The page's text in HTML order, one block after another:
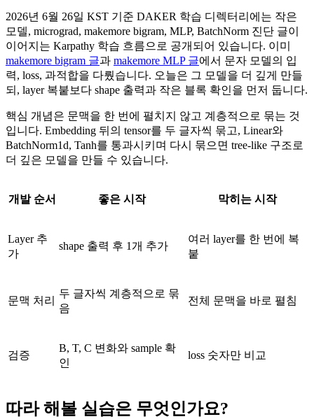
2026년 6월 26일 KST 기준 DAKER 학습 디렉터리에는 작은
모델, micrograd, makemore bigram, MLP, BatchNorm 진단 글이
이어지는 Karpathy 학습 흐름으로 공개되어 있습니다. 이미
makemore bigram 글과 makemore MLP 글에서 문자 모델의 입
력, loss, 과적합을 다뤘습니다. 오늘은 그 모델을 더 깊게 만들
되, layer 복붙보다 shape 출력과 작은 블록 확인을 먼저 둡니다.
핵심 개념은 문맥을 한 번에 펼치지 않고 계층적으로 묶는 것
입니다. Embedding 뒤의 tensor를 두 글자씩 묶고, Linear와
BatchNorm1d, Tanh를 통과시키며 다시 묶으면 tree-like 구조로
더 깊은 모델을 만들 수 있습니다.
개발 순서 좋은 시작 막히는 시작
Layer 추
가
shape 출력 후 1개 추가
여러 layer를 한 번에 복
붙
문맥 처리
두 글자씩 계층적으로 묶
음
전체 문맥을 바로 펼침
검증
B, T, C 변화와 sample 확
인
loss 숫자만 비교
따라 해볼 실습은 무엇인가요?